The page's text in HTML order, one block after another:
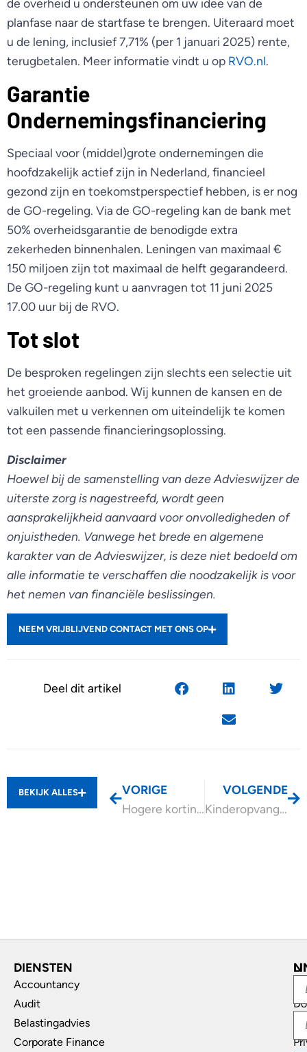
planfase naar de startfase te brengen. Uiteraard moet
u de lening, inclusief 7,71% (per 1 januari 2025) rente,
terugbetalen. Meer informatie vindt u op RVO.nl.
Garantie
Ondernemingsfinanciering
Speciaal voor (middel)grote ondernemingen die
hoofdzakelijk actief zijn in Nederland, financieel
gezond zijn en toekomstperspectief hebben, is er nog
de GO-regeling. Via de GO-regeling kan de bank met
50% overheidsgarantie de benodigde extra
zekerheden binnenhalen. Leningen van maximaal €
150 miljoen zijn tot maximaal de helft gegarandeerd.
De GO-regeling kunt u aanvragen tot 11 juni 2025
17.00 uur bij de RVO.
Tot slot
De besproken regelingen zijn slechts een selectie uit
het groeiende aanbod. Wij kunnen de kansen en de
valkuilen met u verkennen om uiteindelijk te komen
tot een passende financieringsoplossing.
Disclaimer
Hoewel bij de samenstelling van deze Advieswijzer de
uiterste zorg is nagestreefd, wordt geen
aansprakelijkheid aanvaard voor onvolledigheden of
onjuistheden. Vanwege het brede en algemene
karakter van de Advieswijzer, is deze niet bedoeld om
alle informatie te verschaffen die noodzakelijk is voor
het nemen van financiële beslissingen.
NEEM VRIJBLIJVEND CONTACT MET ONS OP
Deel dit artikel
BEKIJK ALLES
VORIGE
Hogere korting mrb emissievrije auto’s
VOLGENDE
Kinderopvang goedkoper in 2026 en 2027
DIENSTEN
Accountancy
Audit
Belastingadvies
Corporate Finance